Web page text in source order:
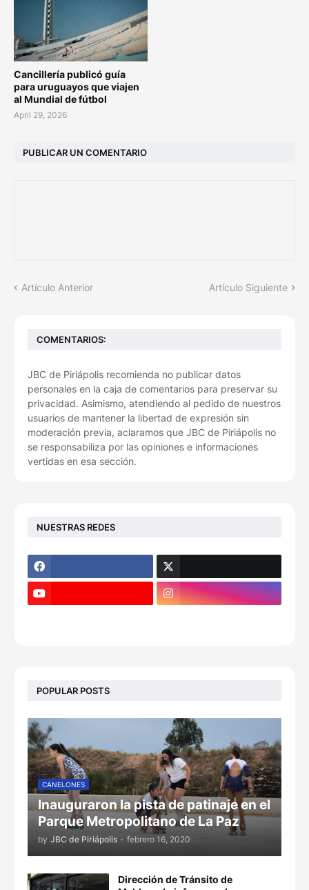
Cancillería publicó guía
para uruguayos que viajen
al Mundial de fútbol
April 29, 2026
PUBLICAR UN COMENTARIO
Artículo Anterior Artículo Siguiente
COMENTARIOS:
JBC de Piriápolis recomienda no publicar datos
personales en la caja de comentarios para preservar su
privacidad. Asimismo, atendiendo al pedido de nuestros
usuarios de mantener la libertad de expresión sin
moderación previa, aclaramos que JBC de Piriápolis no
se responsabiliza por las opiniones e informaciones
vertidas en esa sección.
NUESTRAS REDES
POPULAR POSTS
CANELONES
Inauguraron la pista de patinaje en el
Parque Metropolitano de La Paz
by JBC de Piriápolis - febrero 16, 2020
Dirección de Tránsito de